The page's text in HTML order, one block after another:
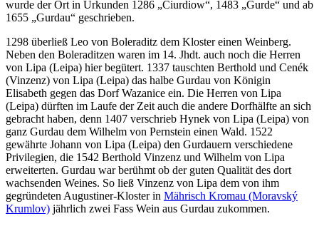
wurde der Ort in Urkunden 1286 „Ciurdiow“, 1483 „Gurde“ und ab
1655 „Gurdau“ geschrieben.
1298 überließ Leo von Boleraditz dem Kloster einen Weinberg.
Neben den Boleraditzen waren im 14. Jhdt. auch noch die Herren
von Lipa (Leipa) hier begütert. 1337 tauschten Berthold und Cenék
(Vinzenz) von Lipa (Leipa) das halbe Gurdau von Königin
Elisabeth gegen das Dorf Wazanice ein. Die Herren von Lipa
(Leipa) dürften im Laufe der Zeit auch die andere Dorfhälfte an sich
gebracht haben, denn 1407 verschrieb Hynek von Lipa (Leipa) von
ganz Gurdau dem Wilhelm von Pernstein einen Wald. 1522
gewährte Johann von Lipa (Leipa) den Gurdauern verschiedene
Privilegien, die 1542 Berthold Vinzenz und Wilhelm von Lipa
erweiterten. Gurdau war berühmt ob der guten Qualität des dort
wachsenden Weines. So ließ Vinzenz von Lipa dem von ihm
gegründeten Augustiner-Kloster in Mährisch Kromau (Moravský
Krumlov) jährlich zwei Fass Wein aus Gurdau zukommen.